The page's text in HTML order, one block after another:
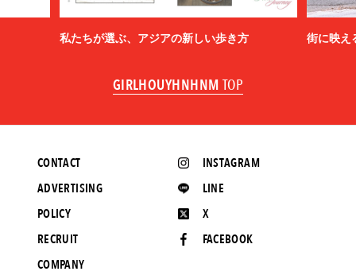
私たちが選ぶ、アジアの新しい歩き方 街に映え
GIRLHOUYHNHNM TOP
INSTAGRAM
LINE
X
FACEBOOK
CONTACT
ADVERTISING
POLICY
RECRUIT
COMPANY